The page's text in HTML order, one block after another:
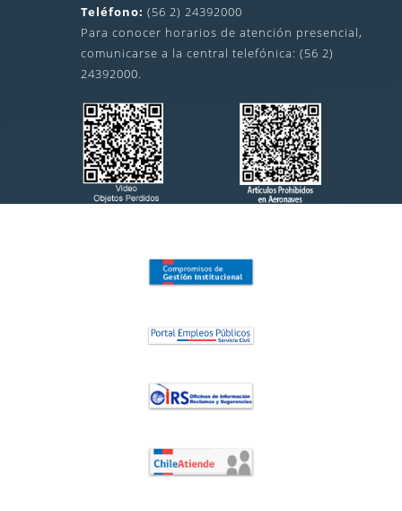
Teléfono: (56 2) 24392000
Para conocer horarios de atención presencial,
comunicarse a la central telefónica: (56 2)
24392000.